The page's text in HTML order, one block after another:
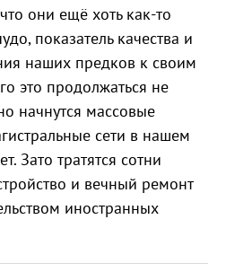
они ещё хоть как-то
показатель качества и
наших предков к своим
это продолжаться не
начнутся массовые
сети в нашем
Зато тратятся сотни
и вечный ремонт
иностранных